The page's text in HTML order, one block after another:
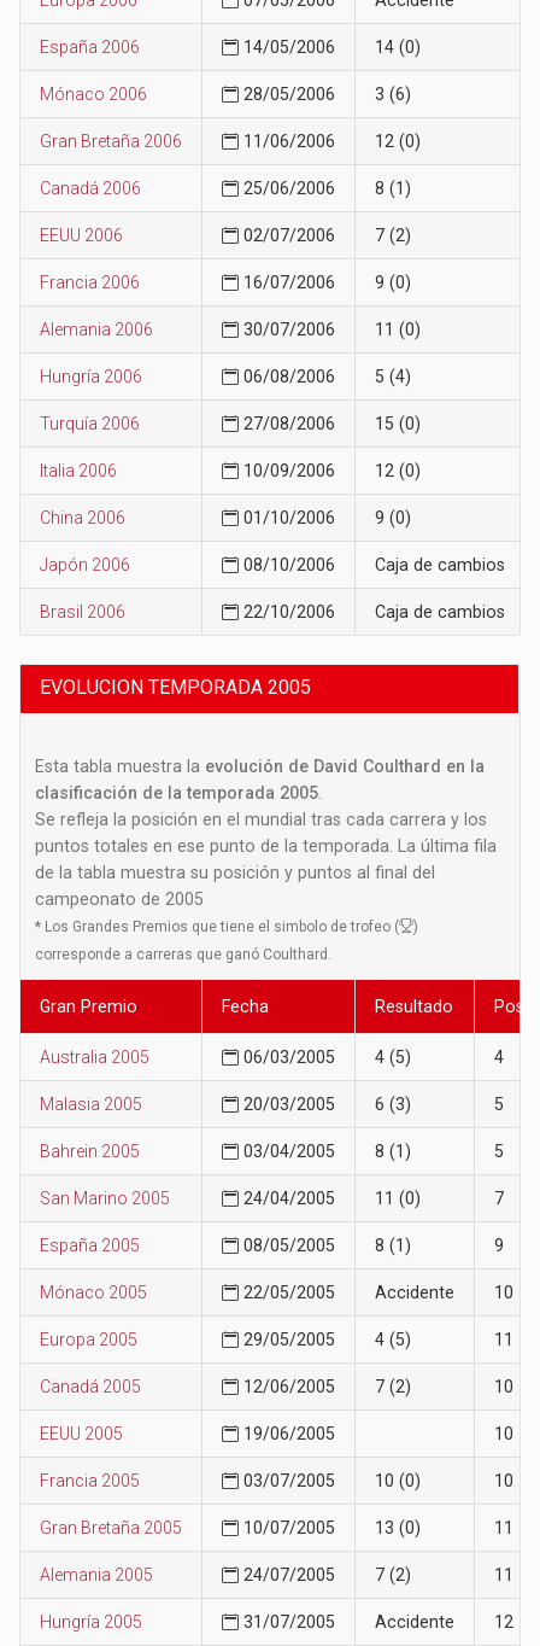
España 2006 14/05/2006 14 (0)
Mónaco 2006 28/05/2006 3 (6)
Gran Bretaña 2006 11/06/2006 12 (0)
Canadá 2006 25/06/2006 8 (1)
EEUU 2006 02/07/2006 7 (2)
Francia 2006 16/07/2006 9 (0)
Alemania 2006 30/07/2006 11 (0)
Hungría 2006 06/08/2006 5 (4)
Turquía 2006 27/08/2006 15 (0)
Italia 2006 10/09/2006 12 (0)
China 2006 01/10/2006 9 (0)
Japón 2006 08/10/2006 Caja de cambios
Brasil 2006 22/10/2006 Caja de cambios
EVOLUCION TEMPORADA 2005
Esta tabla muestra la evolución de David Coulthard en la
clasificación de la temporada 2005
Se refleja la posición en el mundial tras cada carrera y los
puntos totales en ese punto de la temporada. La última fila
de la tabla muestra su posición y puntos al final del
campeonato de 2005
* Los Grandes Premios que tiene el simbolo de trofeo (
)
corresponde a carreras que ganó Coulthard.
Gran Premio Fecha Resultado
Australia 2005 06/03/2005 4 (5) 4
Malasia 2005 20/03/2005 6 (3) 5
Bahrein 2005 03/04/2005 8 (1) 5
San Marino 2005 24/04/2005 11 (0) 7
España 2005 08/05/2005 8 (1) 9
Mónaco 2005 22/05/2005 Accidente 10
Europa 2005 29/05/2005 4 (5) 11
Canadá 2005 12/06/2005 7 (2) 10
EEUU 2005 19/06/2005 10
Francia 2005 03/07/2005 10 (0) 10
Gran Bretaña 2005 10/07/2005 13 (0) 11
Alemania 2005 24/07/2005 7 (2) 11
Hungría 2005 31/07/2005 Accidente 12